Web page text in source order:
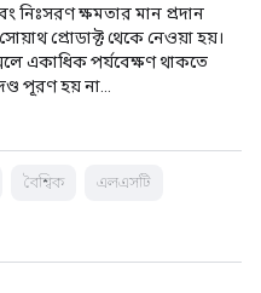
নিঃসরণ ক্ষমতার মান প্রদান
প্রোডাক্ট থেকে নেওয়া হয়।
একাধিক পর্যবেক্ষণ থাকতে
পূরণ হয় না…
বৈশ্বিক এলএসটি